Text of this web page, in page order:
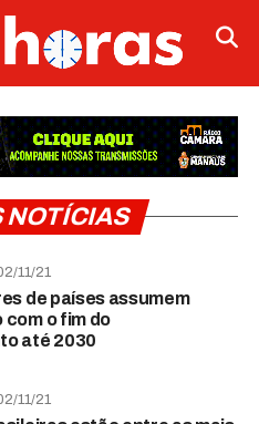
NOTÍCIAS
11/21
de países assumem
o fim do
até 2030
11/21